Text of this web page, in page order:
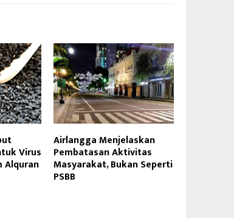
Virus
Alquran
Airlangga Menjelaskan
Pembatasan Aktivitas
Masyarakat, Bukan Seperti
PSBB